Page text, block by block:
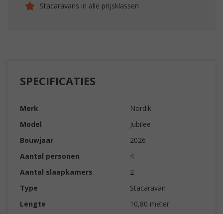
Stacaravans in alle prijsklassen
SPECIFICATIES
Merk
Nordik
Model
Jubilee
Bouwjaar
2026
Aantal personen
4
Aantal slaapkamers
2
Type
Stacaravan
Lengte
10,80 meter